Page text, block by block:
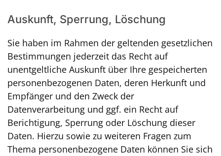
Auskunft, Sperrung, Löschung
Sie haben im Rahmen der geltenden gesetzlichen
Bestimmungen jederzeit das Recht auf
unentgeltliche Auskunft über Ihre gespeicherten
personenbezogenen Daten, deren Herkunft und
Empfänger und den Zweck der
Datenverarbeitung und ggf. ein Recht auf
Berichtigung, Sperrung oder Löschung dieser
Daten. Hierzu sowie zu weiteren Fragen zum
Thema personenbezogene Daten können Sie sich